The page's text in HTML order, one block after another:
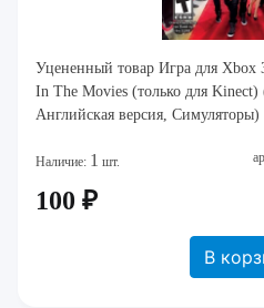
Уцененный товар Игра для Xbox
In The Movies (только для Kinect)
Английская версия, Cимуляторы)
Наличие: 1 шт.
100 ₽
В